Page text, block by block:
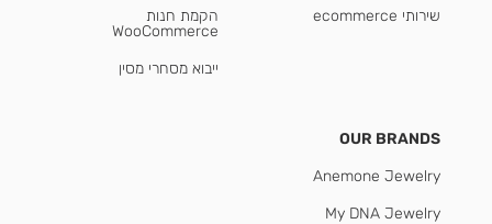
שירותי ecommerce
הקמת חנות
WooCommerce
ייבוא מסחרי מסין
OUR BRANDS
Anemone Jewelry
My DNA Jewelry